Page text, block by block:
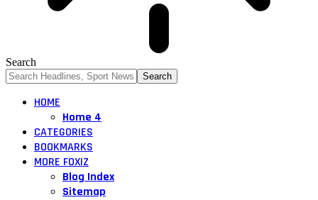
Search
HOME
Home 4
CATEGORIES
BOOKMARKS
MORE FOXIZ
Blog Index
Sitemap